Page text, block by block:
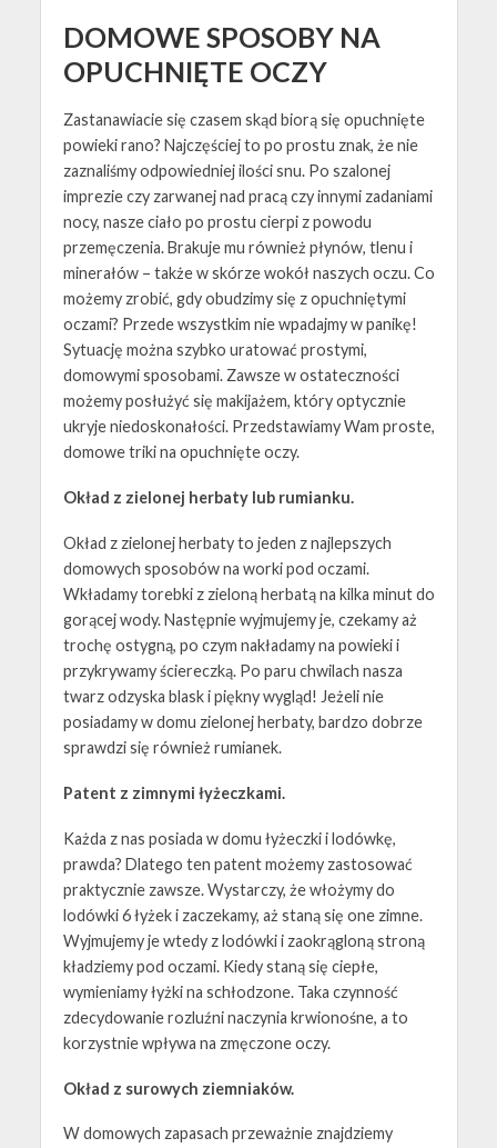
DOMOWE SPOSOBY NA
OPUCHNIĘTE OCZY
Zastanawiacie się czasem skąd biorą się opuchnięte
powieki rano? Najczęściej to po prostu znak, że nie
zaznaliśmy odpowiedniej ilości snu. Po szalonej
imprezie czy zarwanej nad pracą czy innymi zadaniami
nocy, nasze ciało po prostu cierpi z powodu
przemęczenia. Brakuje mu również płynów, tlenu i
minerałów – także w skórze wokół naszych oczu. Co
możemy zrobić, gdy obudzimy się z opuchniętymi
oczami? Przede wszystkim nie wpadajmy w panikę!
Sytuację można szybko uratować prostymi,
domowymi sposobami. Zawsze w ostateczności
możemy posłużyć się makijażem, który optycznie
ukryje niedoskonałości. Przedstawiamy Wam proste,
domowe triki na opuchnięte oczy.
Okład z zielonej herbaty lub rumianku.
Okład z zielonej herbaty to jeden z najlepszych
domowych sposobów na worki pod oczami.
Wkładamy torebki z zieloną herbatą na kilka minut do
gorącej wody. Następnie wyjmujemy je, czekamy aż
trochę ostygną, po czym nakładamy na powieki i
przykrywamy ściereczką. Po paru chwilach nasza
twarz odzyska blask i piękny wygląd! Jeżeli nie
posiadamy w domu zielonej herbaty, bardzo dobrze
sprawdzi się również rumianek.
Patent z zimnymi łyżeczkami.
Każda z nas posiada w domu łyżeczki i lodówkę,
prawda? Dlatego ten patent możemy zastosować
praktycznie zawsze. Wystarczy, że włożymy do
lodówki 6 łyżek i zaczekamy, aż staną się one zimne.
Wyjmujemy je wtedy z lodówki i zaokrągloną stroną
kładziemy pod oczami. Kiedy staną się ciepłe,
wymieniamy łyżki na schłodzone. Taka czynność
zdecydowanie rozluźni naczynia krwionośne, a to
korzystnie wpływa na zmęczone oczy.
Okład z surowych ziemniaków.
W domowych zapasach przeważnie znajdziemy